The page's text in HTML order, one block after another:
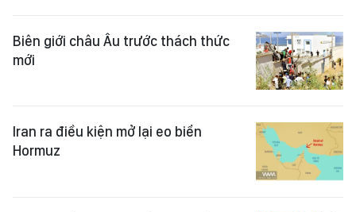
Biên giới châu Âu trước thách thức
mới
Iran ra điều kiện mở lại eo biển
Hormuz